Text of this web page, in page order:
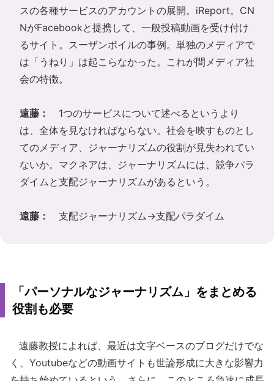
スの各種サービスのアカウントの展開。 iReport。 CN
NがFacebookと提携して、一般投稿動画を受け付け
るサイト。スーザンボイルの事例。単独のメディアで
は「うねり」は起こらなかった。これが間メディア社
会の特徴。
遠藤：
1つのサービスについて述べるというより
は、全体を見なければならない。社会を映すものとし
てのメディア、ジャーナリズムの役割が見失われてい
ないか。マクネアは、ジャーナリズムには、競争パラ
ダイムと支配ジャーナリズムがあるという。
遠藤： 支配ジャーナリズム→支配パラダイム
「パーソナルなジャーナリズム」をまとめる
役割も必要
遠藤教授によれば、最近は文字ベースのブログだけでな
く、Youtubeなどの動画サイトも世論形成に大きな影響力